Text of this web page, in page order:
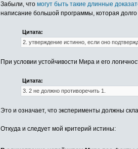
Забыли, что могут быть такие длинные
написание большой программы, которая
Цитата:
2. утверждение истинно, если оно
При условии устойчивости Мира и его
Цитата:
3. 2 не должно противоречить 1.
Это и означает, что эксперименты должны
Откуда и следует мой критерий истины: